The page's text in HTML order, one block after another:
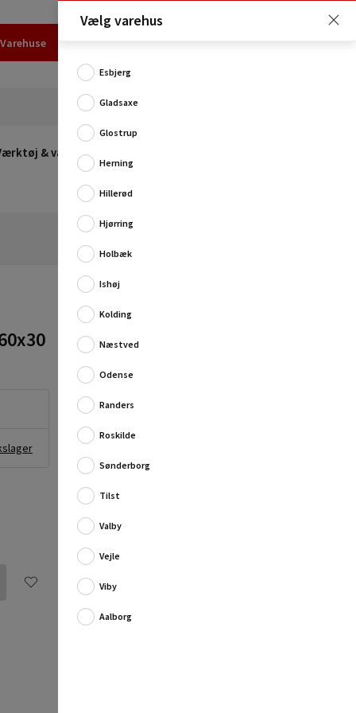
Varehuse
& værksted
Lane flisen er kendetegnet ved et stenlook, med en
Fuld produktbeskrivelse
Vælg varehus
Esbjerg
Gladsaxe
Glostrup
Herning
Hillerød
Hjørring
Holbæk
Ishøj
Kolding
Næstved
Odense
Randers
Roskilde
Sønderborg
Tilst
Valby
Vejle
Viby
Aalborg